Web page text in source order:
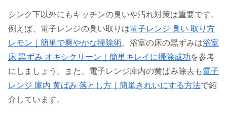
シンク下以外にもキッチンの臭いや汚れ対策は重要です。
例えば、電子レンジの臭い取りは電子レンジ 臭い 取り方
レモン｜簡単で爽やかな掃除術 、浴室の床の黒ずみは浴室
床 黒ずみ オキシクリーン｜簡単キレイに掃除成功を参考
にしましょう。また、電子レンジ庫内の黄ばみ除去も電子
レンジ 庫内 黄ばみ 落とし方｜簡単きれいにする方法で紹
介しています。